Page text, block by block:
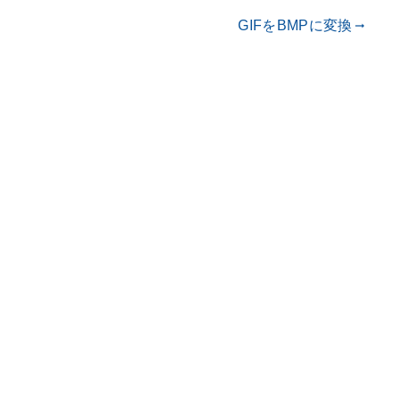
GIFをBMPに変換 gdoc_arrow_right_alt